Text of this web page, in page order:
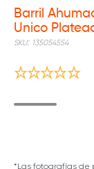
Barril
Unico
: 135054554
*Las fotografías de